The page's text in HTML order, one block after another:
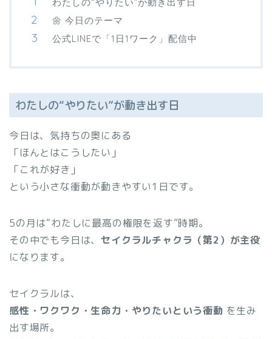
わたしの“やりたい”が動き出す日
🌼 今日のテーマ
公式LINEで「1日1ワーク」配信中
わたしの“やりたい”が動き出す日
今日は、気持ちの奥にある
「ほんとはこうしたい」
「これが好き」
という小さな衝動が動きやすい1日です。
5の月は“わたしに最高の権限を返す”時期。
その中でも今日は、セイクラルチャクラ（第2）が主役
になります。
セイクラルは、
感性・ワクワク・生命力・やりたいという衝動 を生み
出す場所。